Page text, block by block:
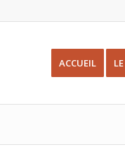
ACCUEIL